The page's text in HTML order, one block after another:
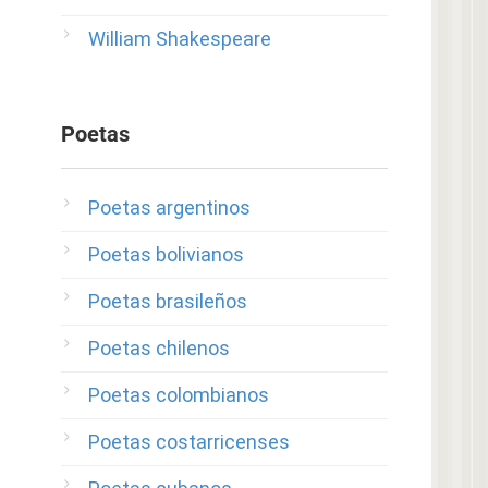
William Shakespeare
Poetas
Poetas argentinos
Poetas bolivianos
Poetas brasileños
Poetas chilenos
Poetas colombianos
Poetas costarricenses